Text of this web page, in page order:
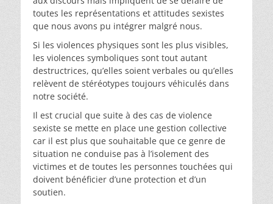
toutes les représentations et attitudes sexistes
que nous avons pu intégrer malgré nous.
Si les violences physiques sont les plus visibles,
les violences symboliques sont tout autant
destructrices, qu’elles soient verbales ou qu’elles
relèvent de stéréotypes toujours véhiculés dans
notre société.
Il est crucial que suite à des cas de violence
sexiste se mette en place une gestion collective
car il est plus que souhaitable que ce genre de
situation ne conduise pas à l’isolement des
victimes et de toutes les personnes touchées qui
doivent bénéficier d’une protection et d’un
soutien.